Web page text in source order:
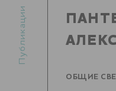
Публикации
ОБЩИЕ